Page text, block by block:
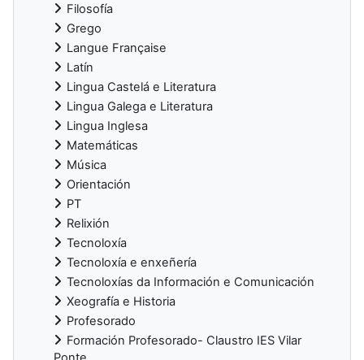
Filosofía
Grego
Langue Française
Latín
Lingua Castelá e Literatura
Lingua Galega e Literatura
Lingua Inglesa
Matemáticas
Música
Orientación
PT
Relixión
Tecnoloxía
Tecnoloxía e enxeñería
Tecnoloxías da Información e Comunicación
Xeografía e Historia
Profesorado
Formación Profesorado- Claustro IES Vilar